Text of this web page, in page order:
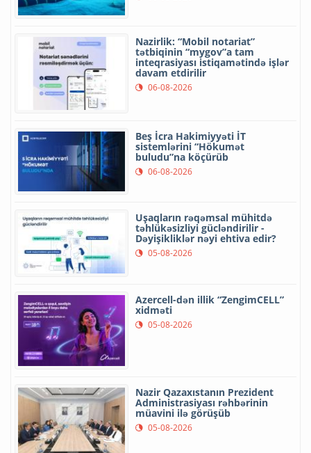
Nazirlik: “Mobil notariat”
tətbiqinin “mygov”a tam
inteqrasiyası istiqamətində işlər
davam etdirilir
06-08-2026
Beş İcra Hakimiyyəti İT
sistemlərini “Hökumət
buludu”na köçürüb
06-08-2026
Uşaqların rəqəmsal mühitdə
təhlükəsizliyi gücləndirilir -
Dəyişikliklər nəyi ehtiva edir?
05-08-2026
Azercell-dən illik “ZengimCELL”
xidməti
05-08-2026
Nazir Qazaxıstanın Prezident
Administrasiyası rəhbərinin
müavini ilə görüşüb
05-08-2026